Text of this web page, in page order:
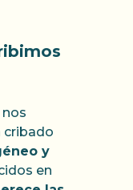
nos
cribado
y
en